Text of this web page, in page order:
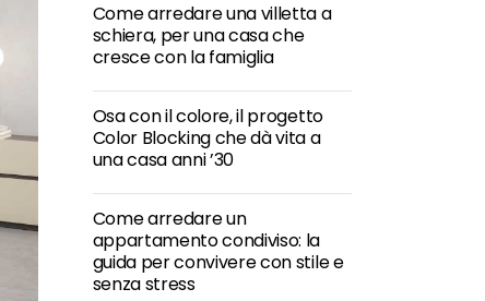
Come arredare una villetta a
schiera, per una casa che
cresce con la famiglia
Osa con il colore, il progetto
Color Blocking che dà vita a
una casa anni ’30
Come arredare un
appartamento condiviso: la
guida per convivere con stile e
senza stress